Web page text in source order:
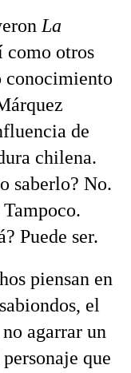
La
como otros
conocimiento
de
chilena.
saberlo? No.
Puede ser.
piensan en
el
agarrar un
que